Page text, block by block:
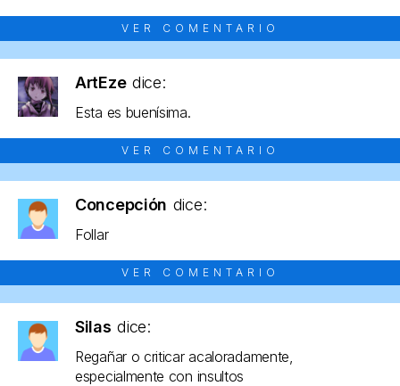
VER COMENTARIO
ArtEze dice:
Esta es buenísima.
VER COMENTARIO
Concepción dice:
Follar
VER COMENTARIO
Silas dice:
Regañar o criticar acaloradamente,
especialmente con insultos